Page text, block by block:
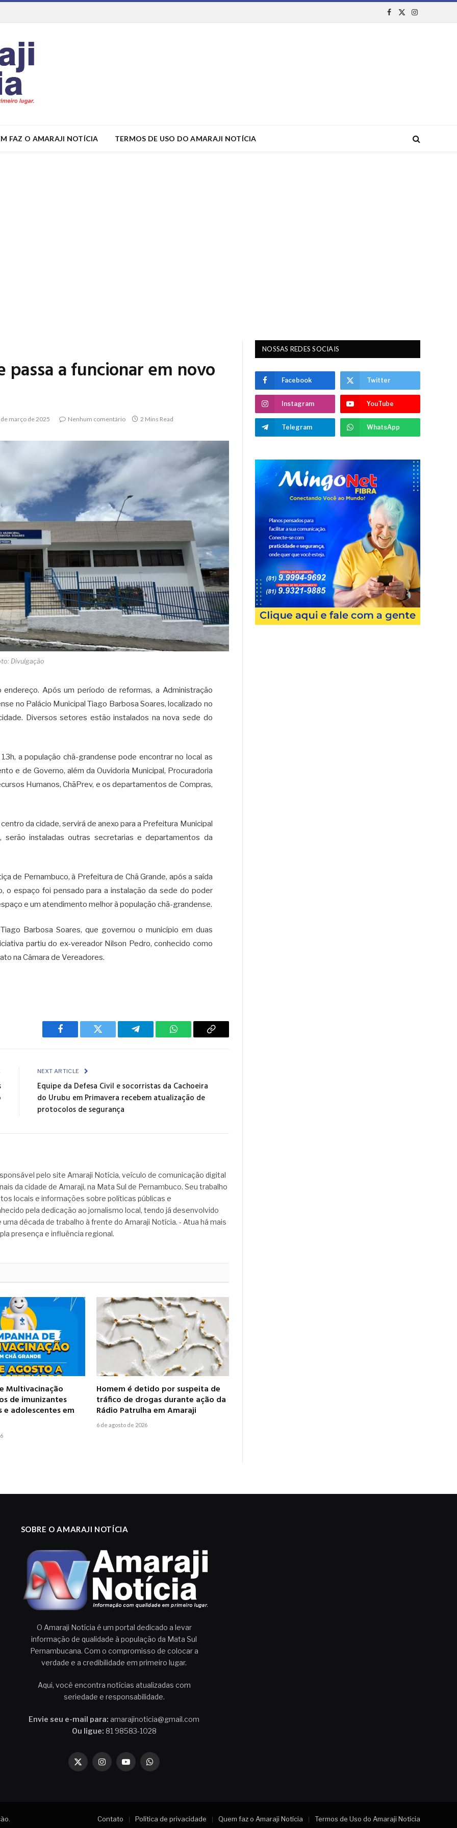
Facebook
X
Instagram
FAZ O AMARAJI NOTÍCIA TERMOS DE USO DO AMARAJI NOTÍCIA
a funcionar em novo
março de 2025 Nenhum comentário 2 Mins Read
Divulgação
Após um período de reformas, a Administração
no Palácio Municipal Tiago Barbosa Soares, localizado no
Diversos setores estão instalados na nova sede do
a população chã-grandense pode encontrar no local as
e de Governo, além da Ouvidoria Municipal, Procuradoria
Humanos, ChãPrev, e os departamentos de Compras,
da cidade, servirá de anexo para a Prefeitura Municipal
instaladas outras secretarias e departamentos da
de Pernambuco, à Prefeitura de Chã Grande, após a saída
o espaço foi pensado para a instalação da sede do poder
e um atendimento melhor à população chã-grandense.
Barbosa Soares, que governou o município em duas
partiu do ex-vereador Nilson Pedro, conhecido como
na Câmara de Vereadores.
Facebook Twitter Telegram WhatsAppCopy
NEXT ARTICLE
Equipe da Defesa Civil e socorristas da Cachoeira
do Urubu em Primavera recebem atualização de
protocolos de segurança
pelo site Amaraji Notícia, veículo de comunicação digital
da cidade de Amaraji, na Mata Sul de Pernambuco. Seu trabalho
locais e informações sobre políticas públicas e
pela dedicação ao jornalismo local, tendo já desenvolvido
década de trabalho à frente do Amaraji Notícia. - Atua há mais
presença e influência regional.
Multivacinação
de imunizantes
e adolescentes em
Homem é detido por suspeita de
tráfico de drogas durante ação da
Rádio Patrulha em Amaraji
6 de agosto de 2026
NOSSAS REDES SOCIAIS
Facebook Twitter
Instagram YouTube
Telegram WhatsApp
SOBRE O AMARAJI NOTÍCIA
O Amaraji Notícia é um portal dedicado a levar
informação de qualidade à população da Mata Sul
Pernambucana. Com o compromisso de colocar a
verdade e a credibilidade em primeiro lugar.
Aqui, você encontra notícias atualizadas com
seriedade e responsabilidade.
Envie seu e-mail para: amarajinoticia@gmail.com
Ou ligue: 81 98583-1028
X
InstagramYouTubeWhatsApp
. Contato Política de privacidade Quem faz o Amaraji Notícia Termos de Uso do Amaraji Notícia